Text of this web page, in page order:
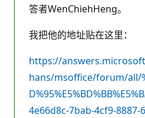
答者WenChiehHeng。
我把他的地址贴在这里：
https://
hans/msoffice/forum/all/
4e66d8c-7bab-4cf9-8887-